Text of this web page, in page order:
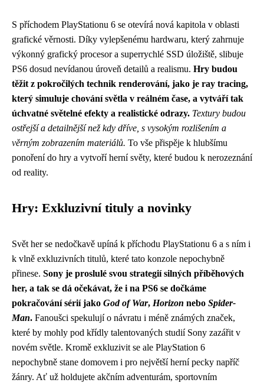
S příchodem PlayStationu 6 se otevírá nová kapitola v oblasti
grafické věrnosti. Díky vylepšenému hardwaru, který zahrnuje
výkonný grafický procesor a superrychlé SSD úložiště, slibuje
PS6 dosud nevídanou úroveň detailů a realismu. Hry budou
těžit z pokročilých technik renderování, jako je ray tracing,
který simuluje chování světla v reálném čase, a vytváří tak
úchvatné světelné efekty a realistické odrazy. Textury budou
ostřejší a detailnější než kdy dříve, s vysokým rozlišením a
věrným zobrazením materiálů. To vše přispěje k hlubšímu
ponoření do hry a vytvoří herní světy, které budou k nerozeznání
od reality.
Hry: Exkluzivní tituly a novinky
Svět her se nedočkavě upíná k příchodu PlayStationu 6 a s ním i
k vlně exkluzivních titulů, které tato konzole nepochybně
přinese. Sony je proslulé svou strategií silných příběhových
her, a tak se dá očekávat, že i na PS6 se dočkáme
pokračování sérií jako God of War, Horizon nebo Spider-
Man. Fanoušci spekulují o návratu i méně známých značek,
které by mohly pod křídly talentovaných studií Sony zazářit v
novém světle. Kromě exkluzivit se ale PlayStation 6
nepochybně stane domovem i pro největší herní pecky napříč
žánry. Ať už holdujete akčním adventurám, sportovním